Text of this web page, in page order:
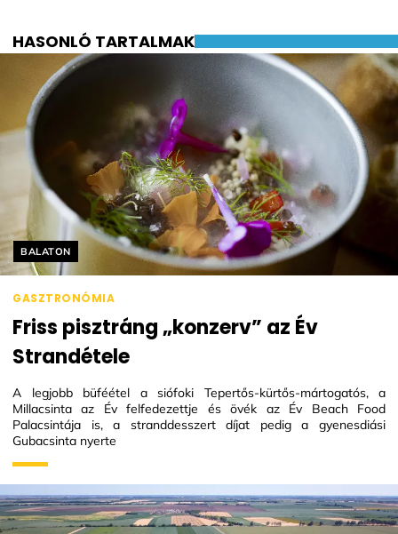
HASONLÓ TARTALMAK
Helyszín címkék:
BALATON
GASZTRONÓMIA
Friss pisztráng „konzerv” az Év
Strandétele
A legjobb büféétel a siófoki Tepertős-kürtős-mártogatós, a
Millacsinta az Év felfedezettje és övék az Év Beach Food
Palacsintája is, a stranddesszert díjat pedig a gyenesdiási
Gubacsinta nyerte